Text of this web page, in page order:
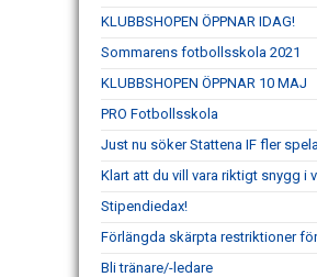
KLUBBSHOPEN ÖPPNAR IDAG!
Sommarens fotbollsskola 2021
KLUBBSHOPEN ÖPPNAR 10 MAJ
PRO Fotbollsskola
Just nu söker Stattena IF fler
Klart att du vill vara riktigt snygg i
Stipendiedax!
Förlängda skärpta restriktioner
Bli tränare/-ledare